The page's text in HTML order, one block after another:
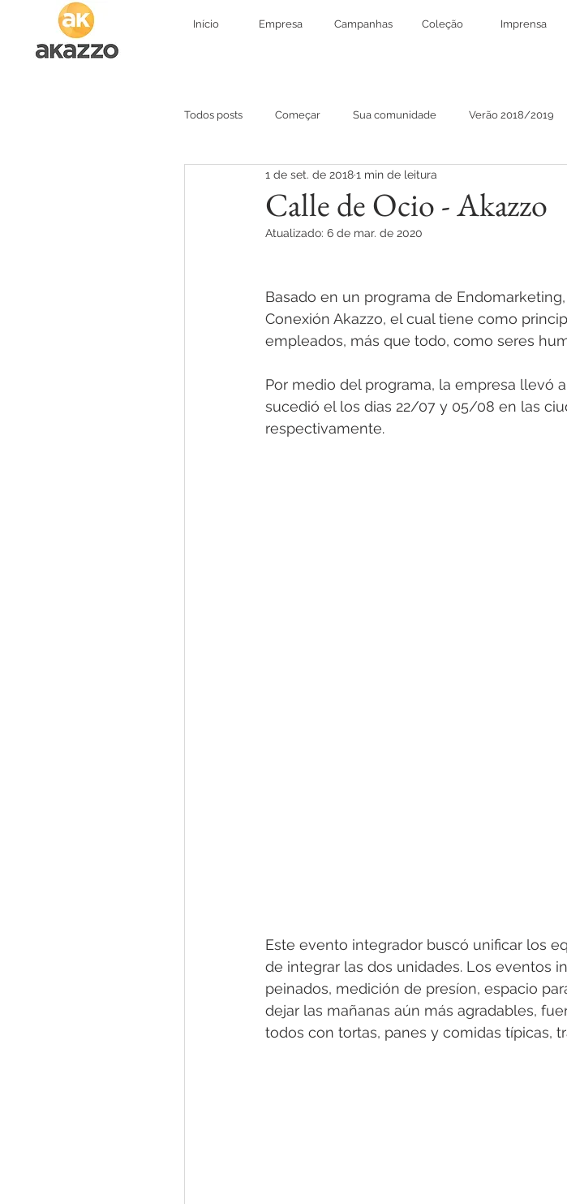
Início Empresa Campanhas Coleção Imprensa
Todos posts Começar Sua comunidade Verão 2018/2019
Connéxion Akazzo Verano 2018/2019
Calle de Ocio - Akazzo
1 de set. de 20181 min de leitura
Atualizado: 6 de mar. de 2020
Basado en un programa de
Conexión Akazzo, el cual tiene como
empleados, más que todo, como seres
Por medio del programa, la empresa llevó
sucedió el los dias 22/07 y 05/08 en las
respectivamente.
Este evento integrador buscó unificar los
de integrar las dos unidades. Los eventos
peinados, medición de presíon, espacio
dejar las mañanas aún más agradables,
todos con tortas, panes y comidas típicas,